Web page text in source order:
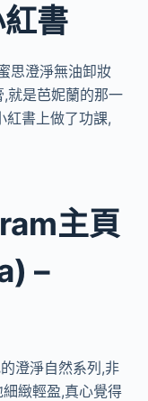
書
思澄淨無油卸妝
就是芭妮蘭的那一
紅書上做了功課,
主頁
–
澄淨自然系列,非
緻輕盈,真心覺得